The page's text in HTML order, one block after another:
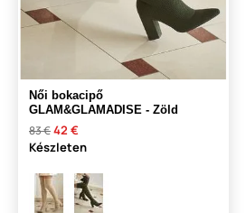
Női bokacipő
GLAM&GLAMADISE - Zöld
83 €42 €
Készleten